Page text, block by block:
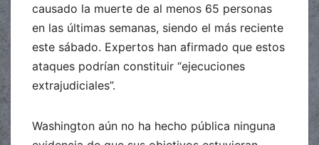
causado la muerte de al menos 65 personas
en las últimas semanas, siendo el más reciente
este sábado. Expertos han afirmado que estos
ataques podrían constituir “ejecuciones
extrajudiciales”.
Washington aún no ha hecho pública ninguna